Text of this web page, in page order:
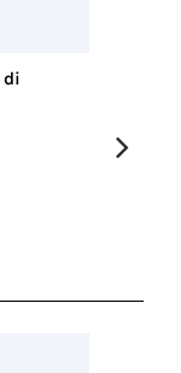
di
Prezzo